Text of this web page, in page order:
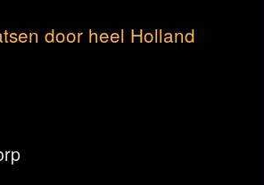
door heel Holland